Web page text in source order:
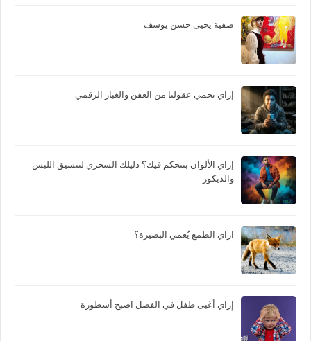
صفية يحيى حسن يوسف
إزاي نحمي عقولنا من العفن والغبار الرقمي
إزاي الألوان بتتحكم فيك؟ دليلك السحري لتنسيق اللبس
والديكور
ازاي الطمع يُعمي البصيرة؟
إزاي أغبى طفل في الفصل اصبح أسطورة